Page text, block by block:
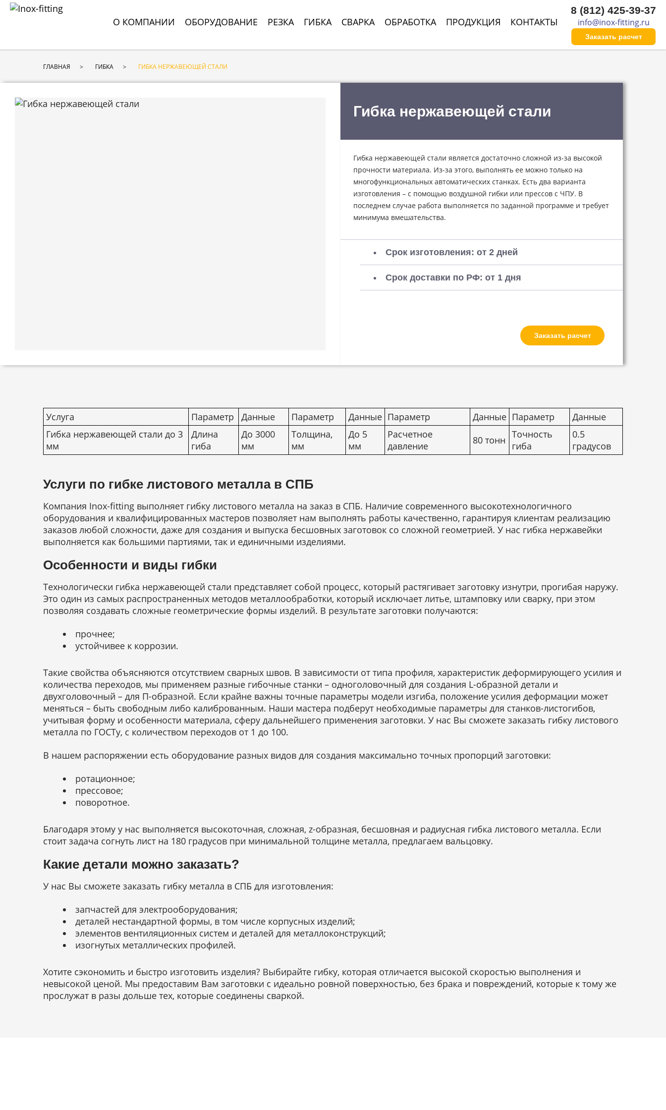
О КОМПАНИИ ОБОРУДОВАНИЕ РЕЗКА ГИБКА СВАРКА ОБРАБОТКА ПРОДУКЦИЯ КОНТАКТЫ
8 (812) 425-39-37
info@inox-fitting.ru
Заказать расчeт
ГЛАВНАЯ ГИБКА ГИБКА НЕРЖАВЕЮЩЕЙ СТАЛИ
Гибка нержавеющей стали
Гибка нержавеющей стали является достаточно сложной из-за высокой
прочности материала. Из-за этого, выполнять ее можно только на
многофункциональных автоматических станках. Есть два варианта
изготовления – с помощью воздушной гибки или прессов с ЧПУ. В
последнем случае работа выполняется по заданной программе и требует
минимума вмешательства.
Срок изготовления: от 2 дней
Срок доставки по РФ: от 1 дня
Заказать расчет
Услуга Параметр Данные Параметр Данные Параметр Данные Параметр
Данные
Гибка нержавеющей стали до 3
мм
Длина
гиба
До 3000
мм
Толщина,
мм
До 5
мм
Расчетное
давление
80 тонн Точность
гиба
0.5
градусов
Услуги по гибке листового металла в СПБ
Компания Inox-fitting выполняет гибку листового металла на заказ в СПБ. Наличие современного высокотехнологичного
оборудования и квалифицированных мастеров позволяет нам выполнять работы качественно, гарантируя клиентам реализацию
заказов любой сложности, даже для создания и выпуска бесшовных заготовок со сложной геометрией. У нас гибка нержавейки
выполняется как большими партиями, так и единичными изделиями.
Особенности и виды гибки
Технологически гибка нержавеющей стали представляет собой процесс, который растягивает заготовку изнутри, прогибая наружу.
Это один из самых распространенных методов металлообработки, который исключает литье, штамповку или сварку, при этом
позволяя создавать сложные геометрические формы изделий. В результате заготовки получаются:
прочнее;
устойчивее к коррозии.
Такие свойства объясняются отсутствием сварных швов. В зависимости от типа профиля, характеристик деформирующего усилия и
количества переходов, мы применяем разные гибочные станки – одноголовочный для создания L-образной детали и
двухголовочный – для П-образной. Если крайне важны точные параметры модели изгиба, положение усилия деформации может
меняться – быть свободным либо калиброванным. Наши мастера подберут необходимые параметры для станков-листогибов,
учитывая форму и особенности материала, сферу дальнейшего применения заготовки. У нас Вы сможете заказать гибку листового
металла по ГОСТу, с количеством переходов от 1 до 100.
В нашем распоряжении есть оборудование разных видов для создания максимально точных пропорций заготовки:
ротационное;
прессовое;
поворотное.
Благодаря этому у нас выполняется высокоточная, сложная, z-образная, бесшовная и радиусная гибка листового металла. Если
стоит задача согнуть лист на 180 градусов при минимальной толщине металла, предлагаем вальцовку.
Какие детали можно заказать?
У нас Вы сможете заказать гибку металла в СПБ для изготовления:
запчастей для электрооборудования;
деталей нестандартной формы, в том числе корпусных изделий;
элементов вентиляционных систем и деталей для металлоконструкций;
изогнутых металлических профилей.
Хотите сэкономить и быстро изготовить изделия? Выбирайте гибку, которая отличается высокой скоростью выполнения и
невысокой ценой. Мы предоставим Вам заготовки с идеально ровной поверхностью, без брака и повреждений, которые к тому же
прослужат в разы дольше тех, которые соединены сваркой.